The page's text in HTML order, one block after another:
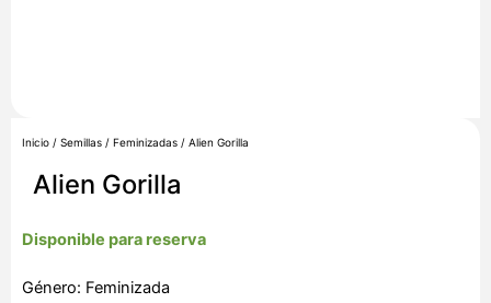
Inicio / Semillas / Feminizadas / Alien Gorilla
Alien Gorilla
Disponible para reserva
Género: Feminizada